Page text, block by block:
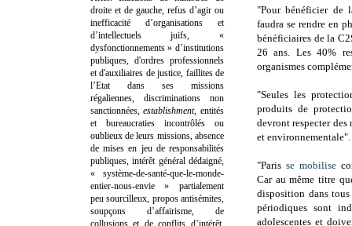
"Pour bénéficier de
faudra se rendre en
bénéficiaires de la
26 ans. Les 40%
organismes
"Seules les
produits de
devront respecter
et environnementale".
"Paris se mobilise
Car au même titre
disposition dans
périodiques sont
adolescentes et
droite et de gauche, refus d’agir ou
inefficacité d’organisations et
d’intellectuels juifs, «
dysfonctionnements » d’institutions
publiques, d'ordres professionnels
et d'auxiliaires de justice, faillites de
l’Etat dans ses missions
régaliennes, discriminations non
sanctionnées,establishment, entités
et bureaucraties incontrôlés ou
oublieux de leurs missions, absence
de mises en jeu de responsabilités
publiques, intérêt général dédaigné,
« système-de-santé-que-le-monde-
entier-nous-envie » partialement
peu sourcilleux, propos antisémites,
soupçons d’affairisme, de
collusions et de conflits d’intérêt,